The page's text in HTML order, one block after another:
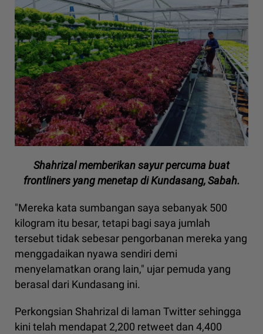
Shahrizal memberikan sayur percuma buat
frontliners yang menetap di Kundasang, Sabah.
"Mereka kata sumbangan saya sebanyak 500
kilogram itu besar, tetapi bagi saya jumlah
tersebut tidak sebesar pengorbanan mereka yang
menggadaikan nyawa sendiri demi
menyelamatkan orang lain," ujar pemuda yang
berasal dari Kundasang ini.
Perkongsian Shahrizal di laman Twitter sehingga
kini telah mendapat 2,200 retweet dan 4,400